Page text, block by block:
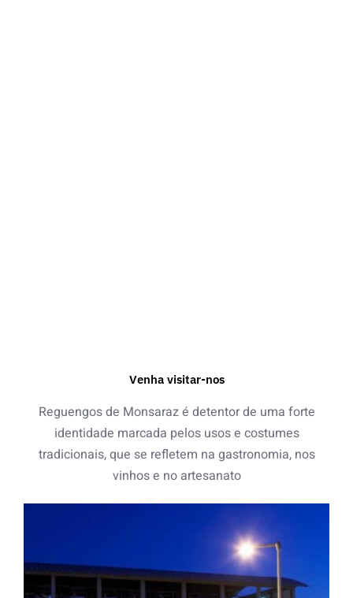
Venha visitar-nos
Reguengos de Monsaraz é detentor de uma forte
identidade marcada pelos usos e costumes
tradicionais, que se refletem na gastronomia, nos
vinhos e no artesanato
w